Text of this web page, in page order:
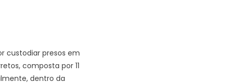
custodiar presos em
composta por 11
dentro da